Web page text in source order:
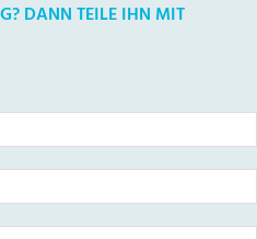
DANN TEILE IHN MIT